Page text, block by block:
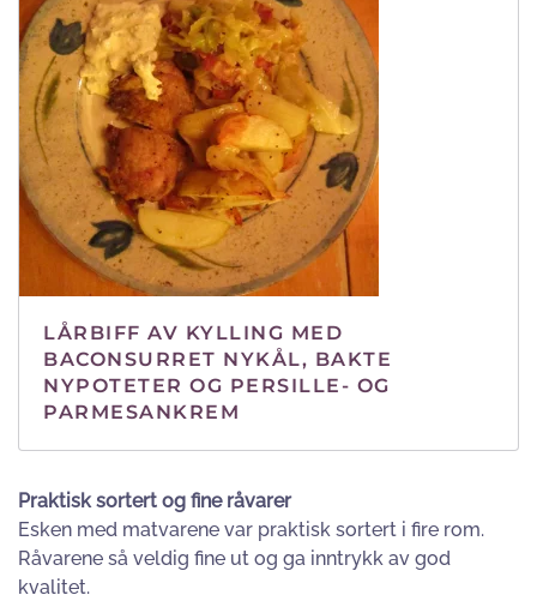
LÅRBIFF AV KYLLING MED
BACONSURRET NYKÅL, BAKTE
NYPOTETER OG PERSILLE- OG
PARMESANKREM
Praktisk sortert og fine råvarer
Esken med matvarene var praktisk sortert i fire rom.
Råvarene så veldig fine ut og ga inntrykk av god
kvalitet.